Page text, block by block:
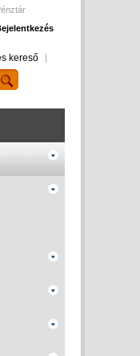
kereső